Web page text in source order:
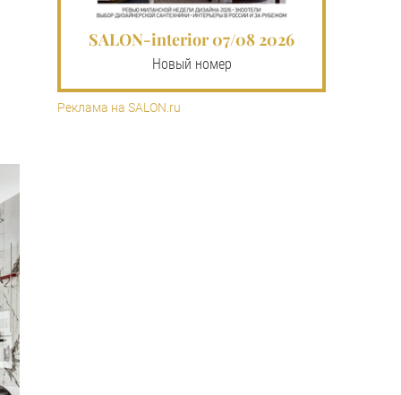
SALON-interior 07/08 2026
Новый номер
Реклама на SALON.ru